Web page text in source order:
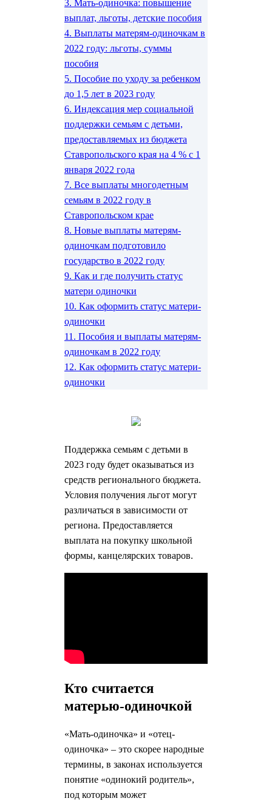
3. Мать-одиночка: повышение
выплат, льготы, детские пособия
4. Выплаты матерям-одиночкам в
2022 году: льготы, суммы
пособия
5. Пособие по уходу за ребенком
до 1,5 лет в 2023 году
6. Индексация мер социальной
поддержки семьям с детьми,
предоставляемых из бюджета
Ставропольского края на 4 % с 1
января 2022 года
7. Все выплаты многодетным
семьям в 2022 году в
Ставропольском крае
8. Новые выплаты матерям-
одиночкам подготовило
государство в 2022 году
9. Как и где получить статус
матери одиночки
10. Как оформить статус матери-
одиночки
11. Пособия и выплаты матерям-
одиночкам в 2022 году
12. Как оформить статус матери-
одиночки
Поддержка семьям с детьми в
2023 году будет оказываться из
средств регионального бюджета.
Условия получения льгот могут
различаться в зависимости от
региона. Предоставляется
выплата на покупку школьной
формы, канцелярских товаров.
Кто считается
матерью-одиночкой
«Мать-одиночка» и «отец-
одиночка» – это скорее народные
термины, в законах используется
понятие «одинокий родитель»,
под которым может